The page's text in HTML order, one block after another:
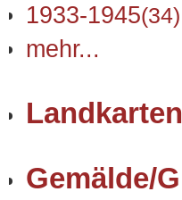
1933-1945(34)
mehr...
Landkarten
Gemälde/